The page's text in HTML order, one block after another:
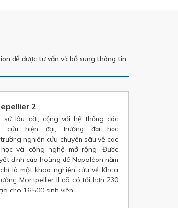
để được tư vấn và bổ sung thông tin.
2
sử lâu đời, cộng với hệ thống các
cứu hiện đại, trường đại học
nghiên cứu chuyên sâu về các
và công nghệ mở rộng. Được
định của hoàng đế Napoléon năm
là một khoa nghiên cứu về Khoa
Montpellier II đã có tới hơn 230
cho 16.500 sinh viên.